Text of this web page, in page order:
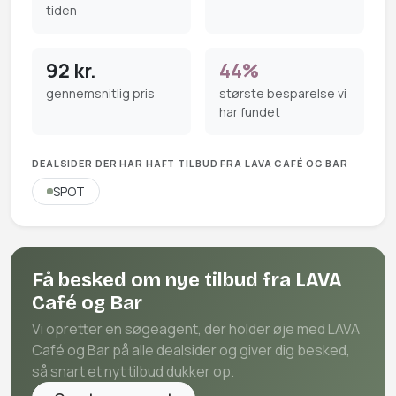
tiden
92 kr.
gennemsnitlig pris
44%
største besparelse vi
har fundet
DEALSIDER DER HAR HAFT TILBUD FRA LAVA CAFÉ OG BAR
SPOT
Få besked om nye tilbud fra LAVA
Café og Bar
Vi opretter en søgeagent, der holder øje med LAVA
Café og Bar på alle dealsider og giver dig besked,
så snart et nyt tilbud dukker op.